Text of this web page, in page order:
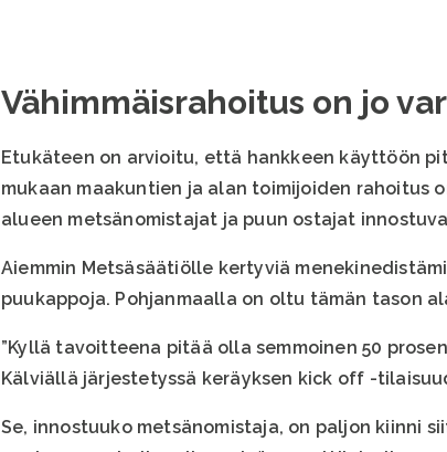
Vähimmäisrahoitus on jo
Etukäteen on arvioitu, että hankkeen käyttöön
mukaan maakuntien ja alan toimijoiden rahoitus
alueen metsänomistajat ja puun ostajat
Aiemmin Metsäsäätiölle kertyviä
puukappoja. Pohjanmaalla on oltu tämän tason
”Kyllä tavoitteena pitää olla semmoinen 50
Kälviällä järjestetyssä keräyksen kick off -
Se, innostuuko metsänomistaja, on paljon kiinni